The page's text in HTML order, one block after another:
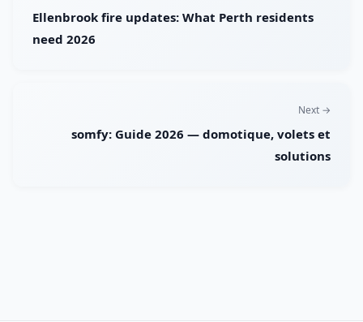
Ellenbrook fire updates: What Perth residents
need 2026
Next →
somfy: Guide 2026 — domotique, volets et
solutions